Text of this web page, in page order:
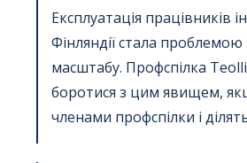
Експлуатація працівників
Фінляндії стала
масштабу. Профспілка
боротися з цим явищем,
членами профспілки і